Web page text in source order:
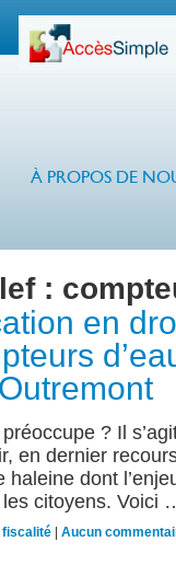
À PROPOS DE
:
en
? Il
en dernier
dont
les citoyens.
fiscalité Aucun